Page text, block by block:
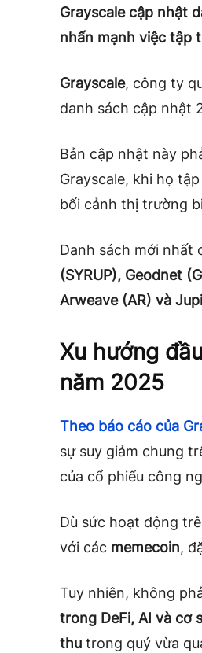
Grayscale cập nhật
nhấn mạnh việc tập
Grayscale, công ty
danh sách cập nhật
Bản cập nhật này
Grayscale, khi họ
bối cảnh thị trường
Danh sách mới nhất
(SYRUP), Geodnet
Arweave (AR) và
Xu hướng
năm 2025
Theo báo cáo của
sự suy giảm chung
của cổ phiếu công
Dù sức hoạt động
với các memecoin,
Tuy nhiên, không
trong DeFi, AI và cơ
thu trong quý vừa